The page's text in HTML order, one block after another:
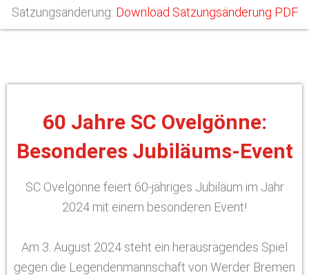
Satzungsänderung: Download Satzungsänderung PDF
60 Jahre SC Ovelgönne:
Besonderes Jubiläums-Event
SC Ovelgönne feiert 60-jähriges Jubiläum im Jahr
2024 mit einem besonderen Event!
Am 3. August 2024 steht ein herausragendes Spiel
gegen die Legendenmannschaft von Werder Bremen